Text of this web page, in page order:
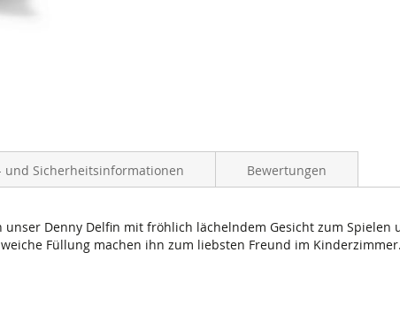
Denny Delfin mit fröhlich lächelndem Gesicht zum Spielen
Füllung machen ihn zum liebsten Freund im Kinderzimmer.
und Sicherheitsinformationen Bewertungen